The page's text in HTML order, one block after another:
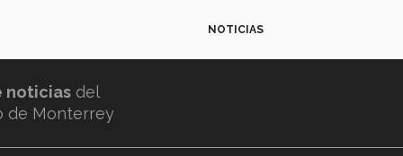
NOTICIAS
noticias del
de Monterrey